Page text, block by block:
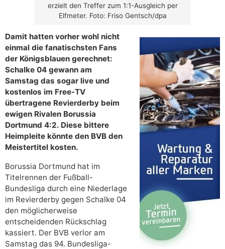
erzielt den Treffer zum 1:1-Ausgleich per
Elfmeter. Foto: Friso Gentsch/dpa
Damit hatten vorher wohl nicht
einmal die fanatischsten Fans
der Königsblauen gerechnet:
Schalke 04 gewann am
Samstag das sogar live und
kostenlos im Free-TV
übertragene Revierderby beim
ewigen Rivalen Borussia
Dortmund 4:2. Diese bittere
Heimpleite könnte den BVB den
Meistertitel kosten.
Borussia Dortmund hat im
Titelrennen der Fußball-
Bundesliga durch eine Niederlage
im Revierderby gegen Schalke 04
den möglicherweise
entscheidenden Rückschlag
kassiert. Der BVB verlor am
Samstag das 94. Bundesliga-